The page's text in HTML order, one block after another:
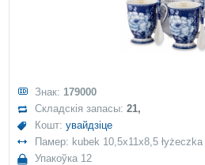
Знак: 179000
Складскія запасы:21,
Кошт:увайдзіце
Памер: kubek 10,5x11x8,5 łyżeczka
Упакоўка 12